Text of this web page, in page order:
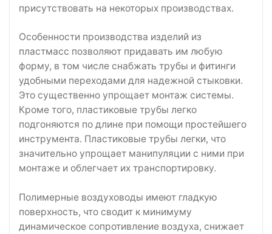
присутствовать на некоторых производствах.
Особенности производства изделий из
пластмасс позволяют придавать им любую
форму, в том числе снабжать трубы и фитинги
удобными переходами для надежной стыковки.
Это существенно упрощает монтаж системы.
Кроме того, пластиковые трубы легко
подгоняются по длине при помощи простейшего
инструмента. Пластиковые трубы легки, что
значительно упрощает манипуляции с ними при
монтаже и облегчает их транспортировку.
Полимерные воздуховоды имеют гладкую
поверхность, что сводит к минимуму
динамическое сопротивление воздуха, снижает